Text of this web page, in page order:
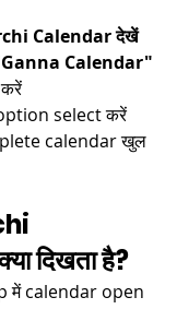
Calendar देखें
Calendar"
select करें​
calendar खुल
दिखता है?
में calendar open